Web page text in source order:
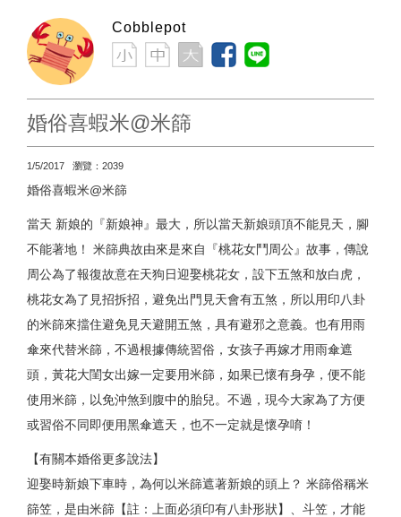
Cobblepot
婚俗喜蝦米@米篩
1/5/2017 瀏覽：2039
婚俗喜蝦米@米篩
當天 新娘的『新娘神』最大，所以當天新娘頭頂不能見天，腳
不能著地！ 米篩典故由來是來自『桃花女鬥周公』故事，傳說
周公為了報復故意在天狗日迎娶桃花女，設下五煞和放白虎，
桃花女為了見招拆招，避免出門見天會有五煞，所以用印八卦
的米篩來擋住避免見天避開五煞，具有避邪之意義。也有用雨
傘來代替米篩，不過根據傳統習俗，女孩子再嫁才用雨傘遮
頭，黃花大閨女出嫁一定要用米篩，如果已懷有身孕，便不能
使用米篩，以免沖煞到腹中的胎兒。不過，現今大家為了方便
或習俗不同即便用黑傘遮天，也不一定就是懷孕唷！
【有關本婚俗更多說法】
迎娶時新娘下車時，為何以米篩遮著新娘的頭上？ 米篩俗稱米
篩笠，是由米篩【註：上面必須印有八卦形狀】、斗笠，才能